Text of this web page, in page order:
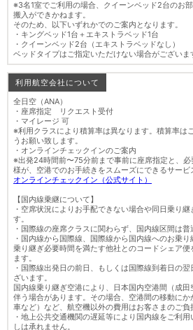
※3名1室でご利用の場合、クイーンベッド2台のお
搬入ができかねます。
そのため、以下いずれかでのご案内となります。
・キングベッド1台＋エキストラベッド1台
・クイーンベッド2台（エキストラベッドなし）
ベッドタイプはご指定いただけない場合がございま
利用航空会社について
全日空（ANA）
・座席指定 リクエスト受付
・マイレージ 可
※利用クラスにより積算率は異なります。積算率は
うお願い致します。
・オンラインチェックインのご案内
※出発24時間前〜75分前まで事前に座席指定と、
様が、空港でのお手続きをスムーズにできるサービ
オンラインチェックイン（公式サイト）
【国内線乗継について】
・空席状況によりお手配できない場合や同日乗り
す。
・国際線の座席クラスに関わらず、国内線区間は普
・国内線から国際線、国際線から国内線へのお乗
乗り継ぎ必要時間を満たす他社とのコードシェア
ます。
・国際線出発日の前日、もしくは国際線到着日の
ざいます。
国内線乗り継ぎ空港により、日本国内空港間（成
伴う場合があります。その場合、空港間の移動に
車など）など、航空機以外の費用はお客さまのご負
・地上公共交通機関の遅延等により国内線をご利
しは承れません。